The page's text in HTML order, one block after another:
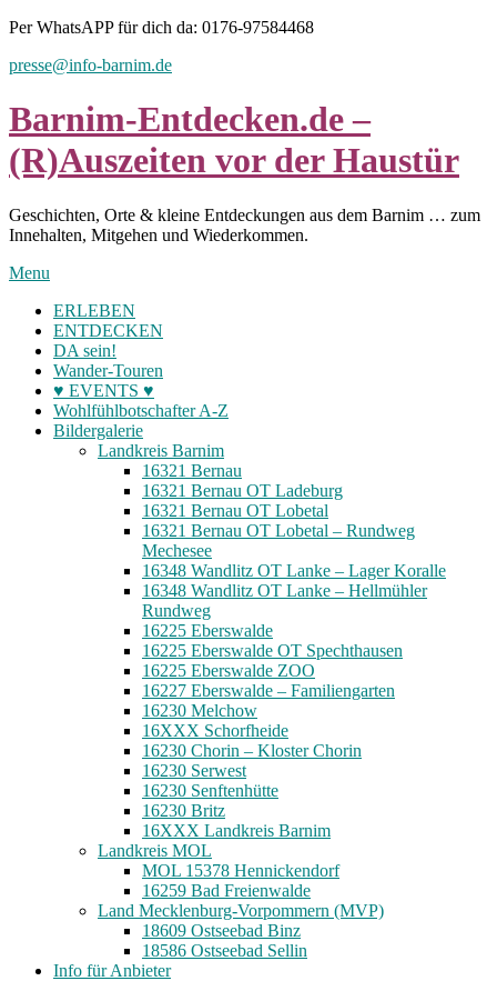
Skip
content
Per WhatsAPP für dich da: 0176-97584468
presse@info-barnim.de
Barnim-Entdecken.de –
(R)Auszeiten vor der Haustür
Geschichten, Orte & kleine Entdeckungen aus dem Barnim … zum
Innehalten, Mitgehen und Wiederkommen.
Menu
ERLEBEN
ENTDECKEN
DA sein!
Wander-Touren
♥ EVENTS ♥
Wohlfühlbotschafter A-Z
Bildergalerie
Landkreis Barnim
16321 Bernau
16321 Bernau OT Ladeburg
16321 Bernau OT Lobetal
16321 Bernau OT Lobetal – Rundweg
Mechesee
16348 Wandlitz OT Lanke – Lager Koralle
16348 Wandlitz OT Lanke – Hellmühler
Rundweg
16225 Eberswalde
16225 Eberswalde OT Spechthausen
16225 Eberswalde ZOO
16227 Eberswalde – Familiengarten
16230 Melchow
16XXX Schorfheide
16230 Chorin – Kloster Chorin
16230 Serwest
16230 Senftenhütte
16230 Britz
16XXX Landkreis Barnim
Landkreis MOL
MOL 15378 Hennickendorf
16259 Bad Freienwalde
Land Mecklenburg-Vorpommern (MVP)
18609 Ostseebad Binz
18586 Ostseebad Sellin
Info für Anbieter